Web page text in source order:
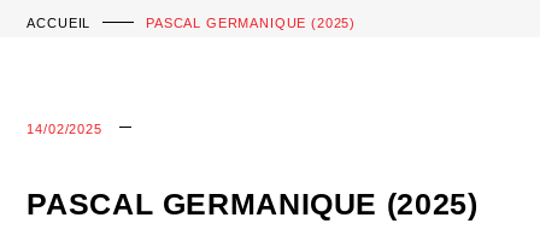
ACCUEIL PASCAL GERMANIQUE (2025)
14/02/2025
PASCAL GERMANIQUE (2025)